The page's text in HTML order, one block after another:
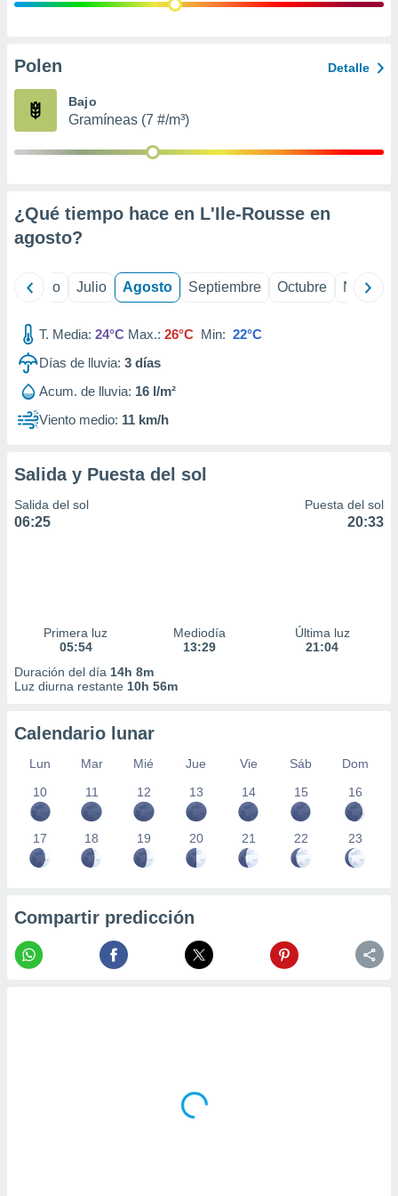
e
publicidad
Polen Detalle
Bajo
Gramíneas (7 #/m³)
¿Qué tiempo hace en L'Ile-Rousse en
agosto?
Junio Julio Agosto Septiembre Octubre
T. Media: 24°C Max.: 26°C Min: 22°C
Días de lluvia: 3 días
Acum. de lluvia: 16 l/m²
Viento medio: 11 km/h
Salida y Puesta del sol
Salida del sol
06:25
Puesta del sol
20:33
Primera luz
05:54
Mediodía
13:29
Última luz
21:04
Duración del día 14h 8m
Luz diurna restante 10h 56m
Calendario lunar
Lun Mar Mié Jue Vie Sáb
Dom
10
11 12 13 14 15 16
17 18 19 20 21 22 23
Compartir predicción